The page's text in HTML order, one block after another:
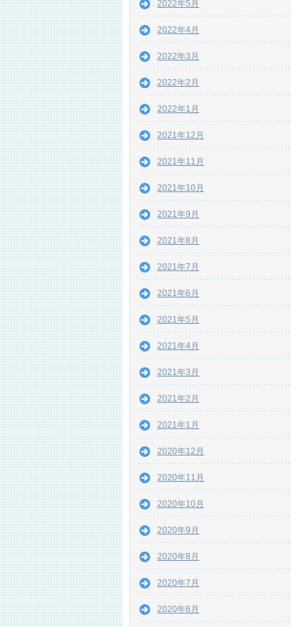
2022年5月
2022年4月
2022年3月
2022年2月
2022年1月
2021年12月
2021年11月
2021年10月
2021年9月
2021年8月
2021年7月
2021年6月
2021年5月
2021年4月
2021年3月
2021年2月
2021年1月
2020年12月
2020年11月
2020年10月
2020年9月
2020年8月
2020年7月
2020年6月